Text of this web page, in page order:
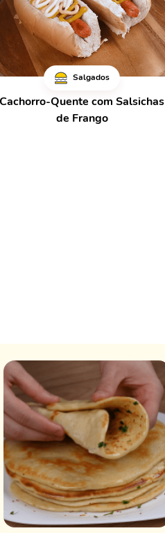
Salgados
Cachorro-Quente com Salsichas
de Frango